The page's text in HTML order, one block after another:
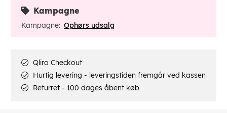
Kampagne
Kampagne: Ophørs udsalg
Qliro Checkout
Hurtig levering - leveringstiden fremgår ved kassen
Returret - 100 dages åbent køb